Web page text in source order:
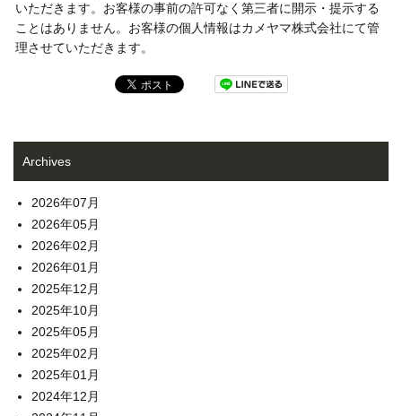
いただきます。お客様の事前の許可なく第三者に開示・提示する
ことはありません。お客様の個人情報はカメヤマ株式会社にて管
理させていただきます。
Archives
2026年07月
2026年05月
2026年02月
2026年01月
2025年12月
2025年10月
2025年05月
2025年02月
2025年01月
2024年12月